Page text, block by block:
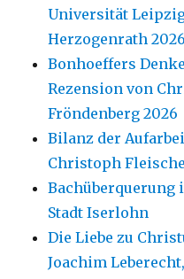
Universität
Herzogenrath 2026
Bonhoeffers
Rezension von
Fröndenberg 2026
Bilanz der
Christoph
Bachüberquerung
Stadt Iserlohn
Die Liebe zu
Joachim